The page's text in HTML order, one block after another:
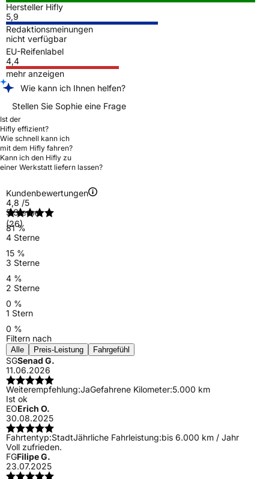
Hersteller Hifly
5,9
Redaktionsmeinungen
nicht verfügbar
EU-Reifenlabel
4,4
mehr anzeigen
Wie kann ich Ihnen helfen?
Stellen Sie Sophie eine Frage
Ist der
Hifly effizient?
Wie schnell kann ich
mit dem Hifly fahren?
Kann ich den Hifly zu
einer Werkstatt liefern lassen?
Kundenbewertungen
4,8 /5
(26)
5 Sterne
81 %
4 Sterne
15 %
3 Sterne
4 %
2 Sterne
0 %
1 Stern
0 %
Filtern nach
Alle Preis-Leistung Fahrgefühl
SGSenad G.
11.06.2026
Weiterempfehlung:JaGefahrene Kilometer:5.000 km
Ist ok
EOErich O.
30.08.2025
Fahrtentyp:StadtJährliche Fahrleistung:bis 6.000 km / Jahr
Voll zufrieden.
FGFilipe G.
23.07.2025